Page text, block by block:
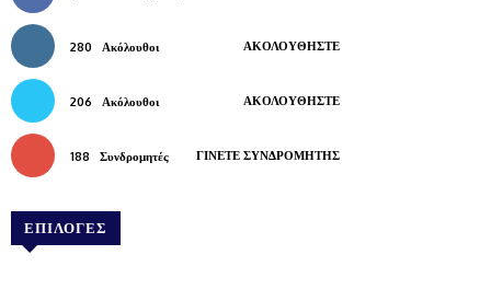
280 Ακόλουθοι ΑΚΟΛΟΥΘΉΣΤΕ
206 Ακόλουθοι ΑΚΟΛΟΥΘΉΣΤΕ
188 Συνδρομητές ΓΊΝΕΤΕ ΣΥΝΔΡΟΜΗΤΉΣ
ΕΠΙΛΟΓΕΣ